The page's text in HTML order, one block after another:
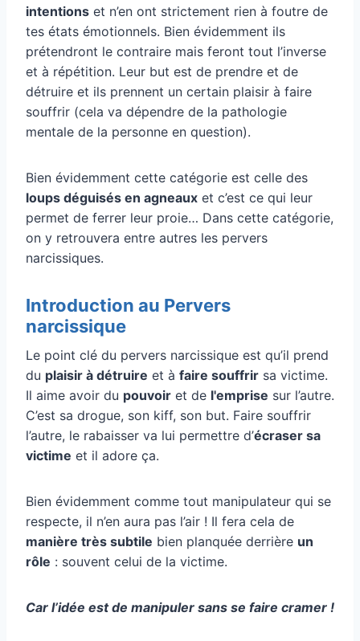
intentions et n’en ont strictement rien à foutre de
tes états émotionnels. Bien évidemment ils
prétendront le contraire mais feront tout l’inverse
et à répétition. Leur but est de prendre et de
détruire et ils prennent un certain plaisir à faire
souffrir (cela va dépendre de la pathologie
mentale de la personne en question).
Bien évidemment cette catégorie est celle des
loups déguisés en agneaux et c’est ce qui leur
permet de ferrer leur proie… Dans cette catégorie,
on y retrouvera entre autres les pervers
narcissiques.
Introduction au Pervers
narcissique
Le point clé du pervers narcissique est qu’il prend
du plaisir à détruire et à faire souffrir sa victime.
Il aime avoir du pouvoir et de l'emprise sur l’autre.
C’est sa drogue, son kiff, son but. Faire souffrir
l’autre, le rabaisser va lui permettre d’écraser sa
victime et il adore ça.
Bien évidemment comme tout manipulateur qui se
respecte, il n’en aura pas l’air ! Il fera cela de
manière très subtile bien planquée derrière un
rôle : souvent celui de la victime.
Car l’idée est de manipuler sans se faire cramer !